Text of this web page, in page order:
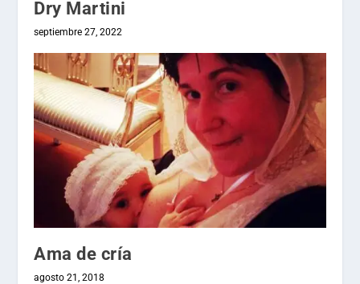
Dry Martini
septiembre 27, 2022
Ama de cría
agosto 21, 2018